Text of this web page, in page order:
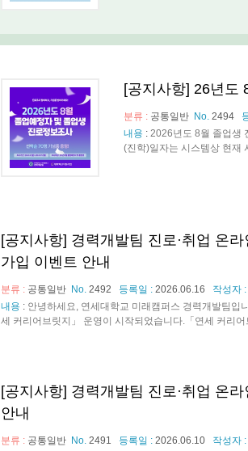
[공지사항] 26년도
분류 : 공통일반 No. 2494
내용 : 2026년도 8월 졸업생
(진학)일자는 시스템상 현재
[공지사항] 경력개발팀 진로·취업 온
가입 이벤트 안내
분류 : 공통일반 No. 2492 등록일 : 2026.06.16
작성자 :
내용 : 안녕하세요, 연세대학교 미래캠퍼스 경력개발팀입
세 커리어브릿지」 운영이 시작되었습니다.「연세 커리
[공지사항] 경력개발팀 진로·취업 온
안내
분류 : 공통일반 No. 2491 등록일 : 2026.06.10
작성자 :